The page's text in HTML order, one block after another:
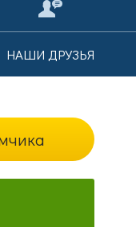
НАШИ ДРУЗЬЯ